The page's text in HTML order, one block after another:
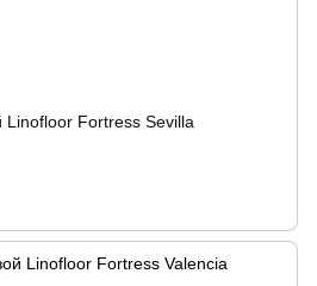
Fortress Sevilla